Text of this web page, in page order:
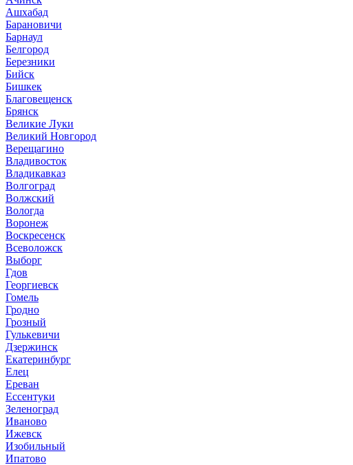
Ашхабад
Барановичи
Барнаул
Белгород
Березники
Бийск
Бишкек
Благовещенск
Брянск
Великие Луки
Великий Новгород
Верещагино
Владивосток
Владикавказ
Волгоград
Волжский
Вологда
Воронеж
Воскресенск
Всеволожск
Выборг
Гдов
Георгиевск
Гомель
Гродно
Грозный
Гулькевичи
Дзержинск
Екатеринбург
Елец
Ереван
Ессентуки
Зеленоград
Иваново
Ижевск
Изобильный
Ипатово